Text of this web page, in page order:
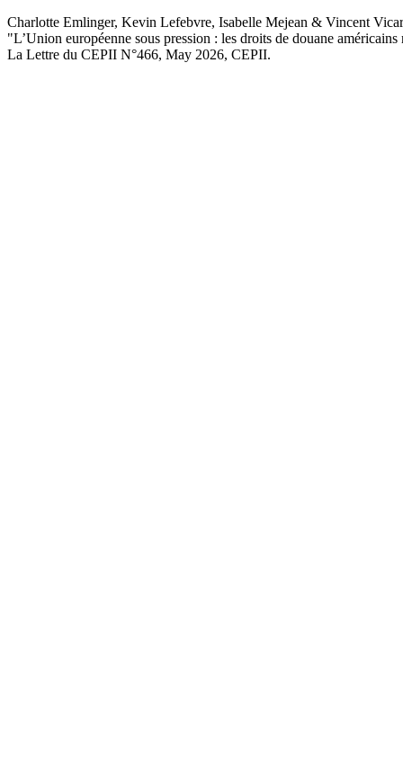
Charlotte Emlinger, Kevin Lefebvre, Isabelle Mejean & Vincent
"L’Union européenne sous pression : les droits de douane
La Lettre du CEPII N°466, May 2026, CEPII.